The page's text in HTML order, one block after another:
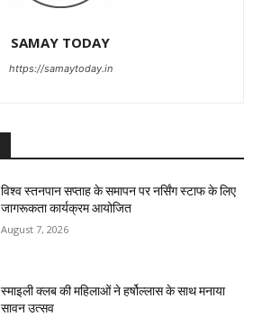
SAMAY TODAY
https://samaytoday.in
विश्व स्तनपान सप्ताह के समापन पर नर्सिंग स्टाफ के लिए
जागरूकता कार्यक्रम आयोजित
August 7, 2026
स्माइली क्लब की महिलाओं ने हर्षोल्लास के साथ मनाया
सावन उत्सव